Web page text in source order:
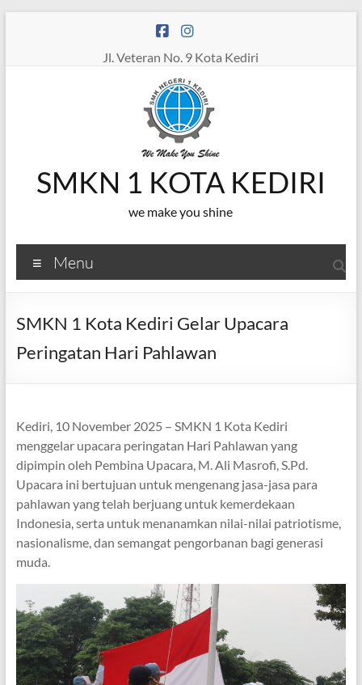
Jl. Veteran No. 9 Kota Kediri
SMKN 1 KOTA KEDIRI
we make you shine
Menu
SMKN 1 Kota Kediri Gelar Upacara
Peringatan Hari Pahlawan
Kediri, 10 November 2025 – SMKN 1 Kota Kediri
menggelar upacara peringatan Hari Pahlawan yang
dipimpin oleh Pembina Upacara, M. Ali Masrofi, S.Pd.
Upacara ini bertujuan untuk mengenang jasa-jasa para
pahlawan yang telah berjuang untuk kemerdekaan
Indonesia, serta untuk menanamkan nilai-nilai patriotisme,
nasionalisme, dan semangat pengorbanan bagi generasi
muda.